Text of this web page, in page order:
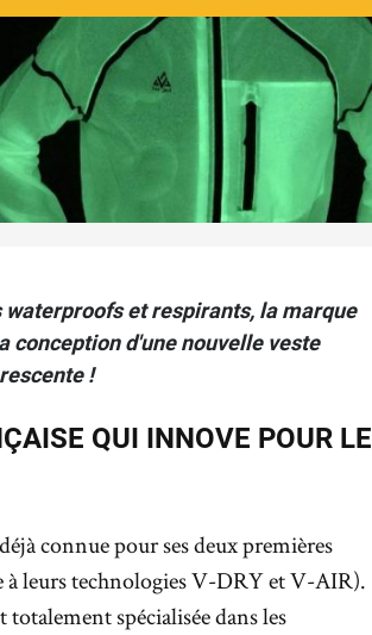
et respirants, la marque
conception d'une nouvelle veste
!
QUI INNOVE POUR LE
connue pour ses deux premières
à leurs technologies V-DRY et V-AIR).
totalement spécialisée dans les